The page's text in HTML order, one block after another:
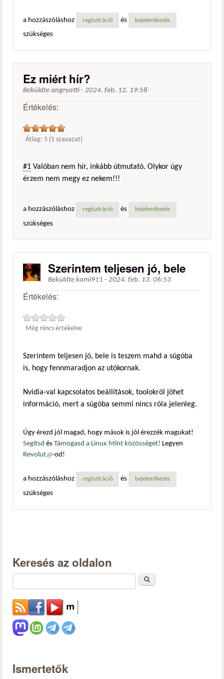
a hozzászóláshoz regisztráció és bejelentkezés
szükséges
Ez miért hír?
Beküldte angryatti - 2024. feb. 12. 19:58
Értékelés:
Átlag: 5 (1 szavazat)
#1 Valóban nem hír, inkább útmutató. Olykor úgy
érzem nem megy ez nekem!!!
a hozzászóláshoz regisztráció és bejelentkezés
szükséges
Szerintem teljesen jó, bele
Beküldte kami911 - 2024. feb. 13. 06:53
Értékelés:
Még nincs értékelve
Szerintem teljesen jó, bele is teszem mahd a súgóba
is, hogy fennmaradjon az utókornak.
Nvidia-val kapcsolatos beállítások, toolokról jöhet
információ, mert a súgóba semmi nincs róla jelenleg.
Úgy érezd jól magad, hogy mások is jól érezzék magukat!
Segítsd és Támogasd a Linux Mint közösséget! Legyen
Revolut(külső hivatkozás)
-od!
a hozzászóláshoz regisztráció és bejelentkezés
szükséges
Keresés az oldalon
Ismertetők